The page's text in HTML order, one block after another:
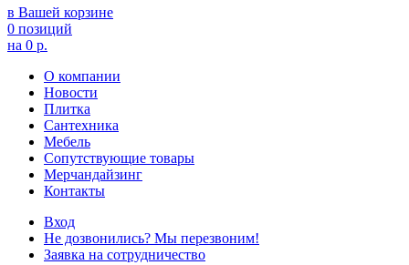
в Вашей корзине
0 позиций
на 0 р.
О компании
Новости
Плитка
Сантехника
Мебель
Сопутствующие товары
Мерчандайзинг
Контакты
Вход
Не дозвонились? Мы перезвоним!
Заявка на сотрудничество